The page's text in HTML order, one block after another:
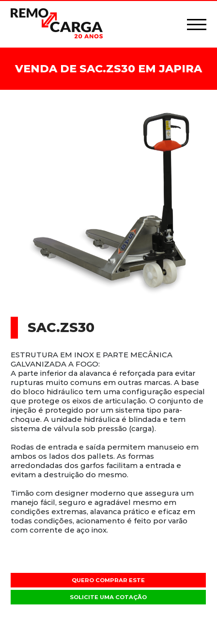
VENDA DE SAC.ZS30 EM JAPIRA
SAC.ZS30
ESTRUTURA EM INOX E PARTE MECÂNICA
GALVANIZADA A FOGO:
A parte inferior da alavanca é reforçada para evitar
rupturas muito comuns em outras marcas. A base
do bloco hidráulico tem uma configuração especial
que protege os eixos de articulação. O conjunto de
injeção é protegido por um sistema tipo para-
choque. A unidade hidráulica é blindada e tem
sistema de válvula sob pressão (carga).
Rodas de entrada e saída permitem manuseio em
ambos os lados dos pallets. As formas
arredondadas dos garfos facilitam a entrada e
evitam a destruição do mesmo.
Timão com designer moderno que assegura um
manejo fácil, seguro e agradável mesmo em
condições extremas, alavanca prático e eficaz em
todas condições, acionamento é feito por varão
com corrente de aço inox.
QUERO COMPRAR ESTE
SOLICITE UMA COTAÇÃO